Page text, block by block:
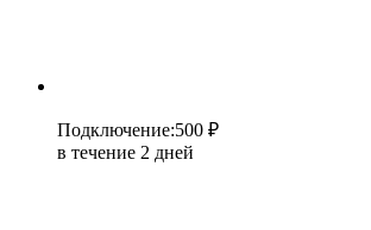
Подключение:500 ₽
в течение 2 дней